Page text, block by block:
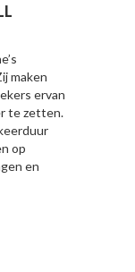
maken
ervan
te zetten.
op
en